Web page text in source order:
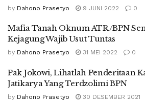
by Dahono Prasetyo 9 JUNI 2022 0
Mafia Tanah Oknum ATR/BPN
Kejagung Wajib Usut Tuntas
by Dahono Prasetyo 31 MEI 2022 0
Pak Jokowi, Lihatlah Penderitaan
Jatikarya Yang Terdzolimi BPN
by Dahono Prasetyo 30 DESEMBER 2021